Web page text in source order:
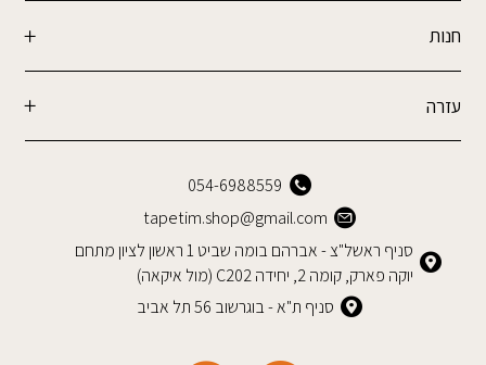
חנות
עזרה
054-6988559
tapetim.shop@gmail.com
סניף ראשל"צ - אברהם בומה שביט 1 ראשון לציון מתחם
יוקה פארק, קומה 2, יחידה C202 (מול איקאה)
סניף ת"א - בוגרשוב 56 תל אביב